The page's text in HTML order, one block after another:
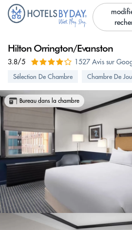
Hilton Orrington/Evanston
3.8/5 1527 Avis sur
Sélection De Chambre Chambre De
Bureau dans la chambre